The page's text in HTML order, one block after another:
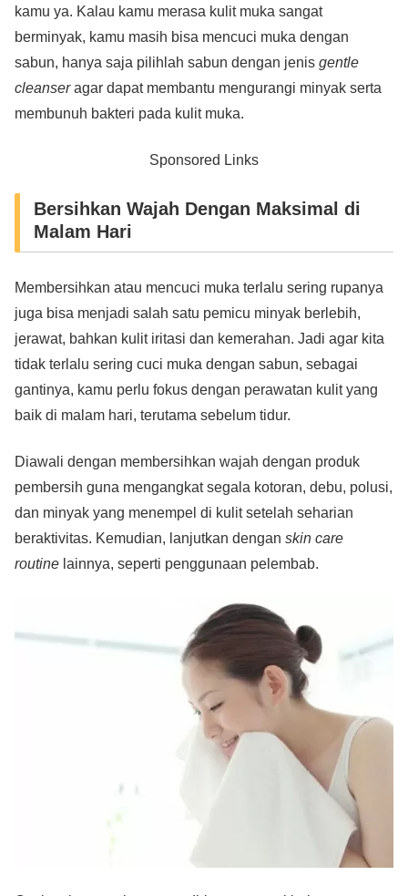
kamu ya. Kalau kamu merasa kulit muka sangat
berminyak, kamu masih bisa mencuci muka dengan
sabun, hanya saja pilihlah sabun dengan jenis gentle
cleanseragar dapat membantu mengurangi minyak serta
membunuh bakteri pada kulit muka.
Sponsored Links
Bersihkan Wajah Dengan Maksimal di
Malam Hari
Membersihkan atau mencuci muka terlalu sering rupanya
juga bisa menjadi salah satu pemicu minyak berlebih,
jerawat, bahkan kulit iritasi dan kemerahan. Jadi agar kita
tidak terlalu sering cuci muka dengan sabun, sebagai
gantinya, kamu perlu fokus dengan perawatan kulit yang
baik di malam hari, terutama sebelum tidur.
Diawali dengan membersihkan wajah dengan produk
pembersih guna mengangkat segala kotoran, debu, polusi,
dan minyak yang menempel di kulit setelah seharian
beraktivitas. Kemudian, lanjutkan dengan skin care
routine lainnya, seperti penggunaan pelembab.